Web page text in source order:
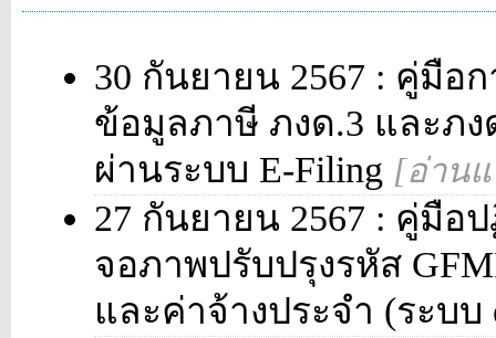
30 กันยายน 2567 : คู่มือ
ข้อมูลภาษี ภงด.3 และภ
ผ่านระบบ E-Filing [อ่าน
27 กันยายน 2567 : คู่มือ
จอภาพปรับปรุงรหัส
และค่าจ้างประจำ (ระบบ